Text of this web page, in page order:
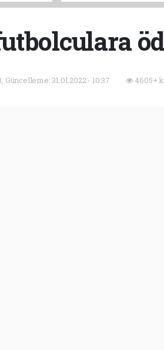
Güncelleme: 31.01.2022 - 10:37 4605+